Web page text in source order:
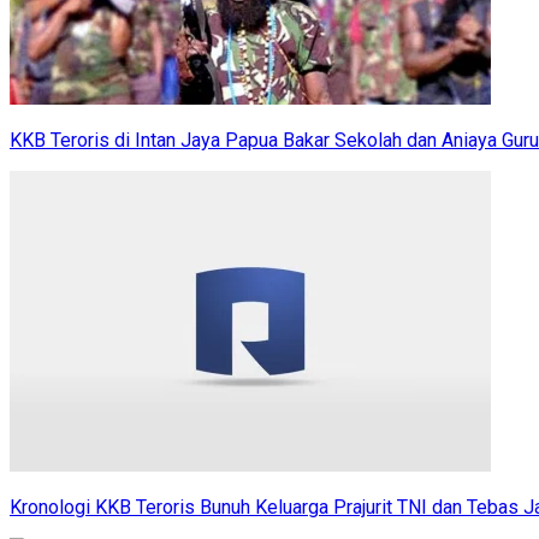
KKB Teroris di Intan Jaya Papua Bakar Sekolah dan Aniaya Guru
Kronologi KKB Teroris Bunuh Keluarga Prajurit TNI dan Tebas